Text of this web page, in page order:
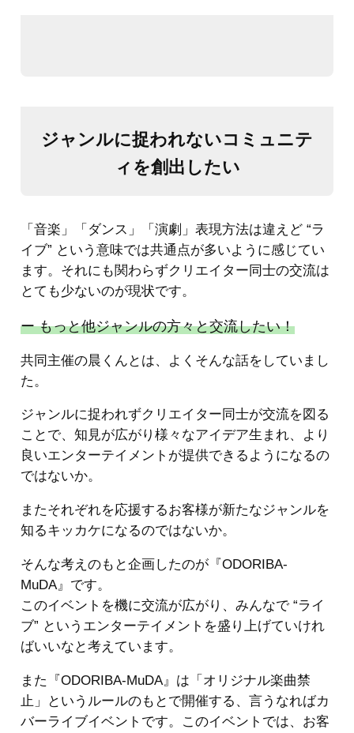
ジャンルに捉われないコミュニテ
ィを創出したい
「音楽」「ダンス」「演劇」表現方法は違えど “ラ
イブ” という意味では共通点が多いように感じてい
ます。それにも関わらずクリエイター同士の交流は
とても少ないのが現状です。
ー もっと他ジャンルの方々と交流したい！
共同主催の晨くんとは、よくそんな話をしていまし
た。
ジャンルに捉われずクリエイター同士が交流を図る
ことで、知見が広がり様々なアイデア生まれ、より
良いエンターテイメントが提供できるようになるの
ではないか。
またそれぞれを応援するお客様が新たなジャンルを
知るキッカケになるのではないか。
そんな考えのもと企画したのが『ODORIBA-
MuDA』です。
このイベントを機に交流が広がり、みんなで “ライ
ブ” というエンターテイメントを盛り上げていけれ
ばいいなと考えています。
また『ODORIBA-MuDA』は「オリジナル楽曲禁
止」というルールのもとで開催する、言うなればカ
バーライブイベントです。このイベントでは、お客